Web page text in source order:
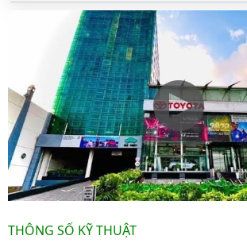
THÔNG SỐ KỸ THUẬT